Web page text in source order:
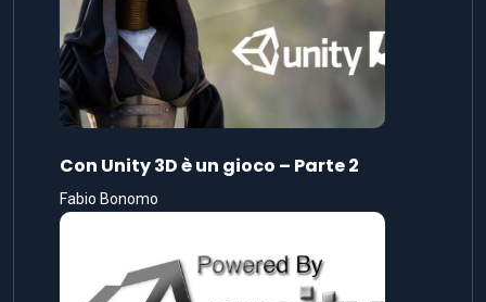
Con Unity 3D è un gioco – Parte 2
Fabio Bonomo